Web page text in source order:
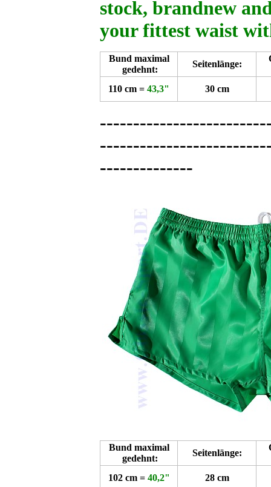
stock, brandnew
your fittest waist
Bund maximal
gedehnt:
Seitenlänge:
110 cm = 43,3" 30 cm
--------------
Bund maximal
gedehnt:
Seitenlänge:
102 cm = 40,2" 28 cm